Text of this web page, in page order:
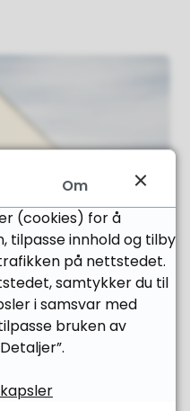
Om
(cookies) for å
tilpasse innhold og tilby
på nettstedet.
samtykker du til
i samsvar med
bruken av